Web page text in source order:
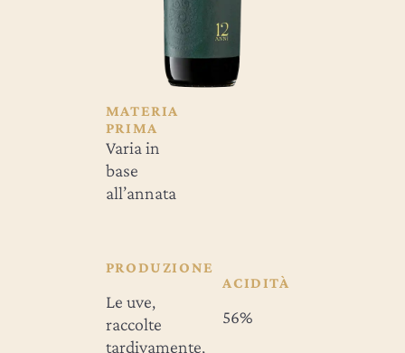
MATERIA
PRIMA
Varia in
base
all’annata
PRODUZIONE
Le uve,
raccolte
tardivamente,
ACIDITÀ
56%